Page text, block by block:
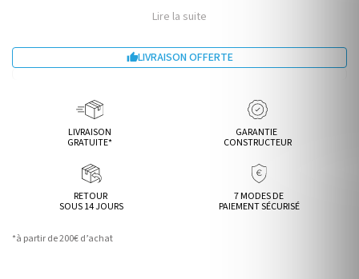
Lire la suite
LIVRAISON OFFERTE
LIVRAISON
GRATUITE*
GARANTIE
CONSTRUCTEUR
RETOUR
SOUS 14 JOURS
7 MODES DE
PAIEMENT SÉCURISÉ
*à partir de 200€ d’achat